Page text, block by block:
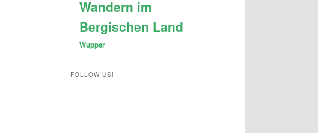
Wandern im
Bergischen Land
Wupper
FOLLOW US!